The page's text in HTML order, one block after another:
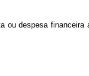
despesa financeira